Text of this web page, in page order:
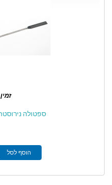
זמין
ספטולה
הוסף לסל